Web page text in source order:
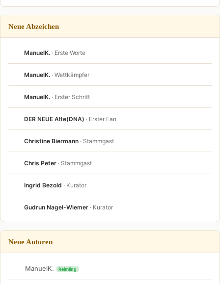
Neue Abzeichen
ManuelK. · Erste Worte
ManuelK. · Wettkämpfer
ManuelK. · Erster Schritt
DER NEUE Alte(DNA) · Erster Fan
Christine Biermann · Stammgast
Chris Peter · Stammgast
Ingrid Bezold · Kurator
Gudrun Nagel-Wiemer · Kurator
Neue Autoren
ManuelK. Reimling